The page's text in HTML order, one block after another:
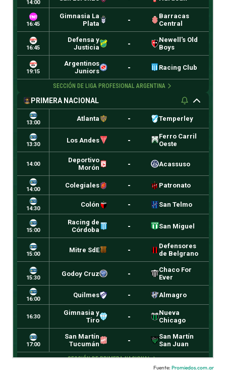
Fuente: Promiedos.com.ar